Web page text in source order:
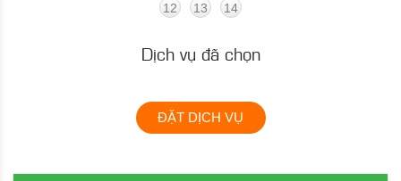
12 13 14
Dịch vụ đã chọn
ĐẶT DỊCH VỤ